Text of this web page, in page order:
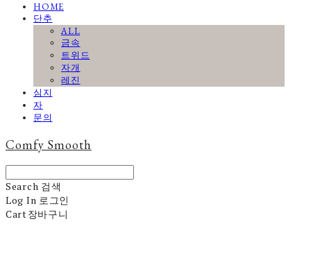
HOME
단추
ALL
금속
트위드
자개
레진
심지
자
문의
Comfy Smooth
Search 검색
Log In 로그인
Cart장바구니